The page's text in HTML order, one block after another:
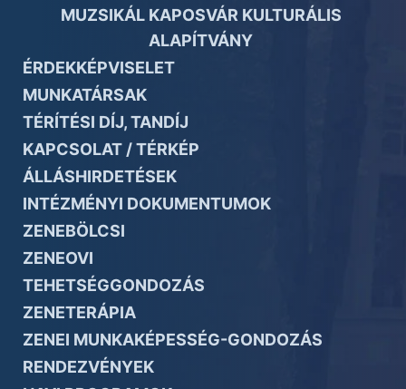
MUZSIKÁL KAPOSVÁR KULTURÁLIS
ALAPÍTVÁNY
ÉRDEKKÉPVISELET
MUNKATÁRSAK
TÉRÍTÉSI DÍJ, TANDÍJ
KAPCSOLAT / TÉRKÉP
ÁLLÁSHIRDETÉSEK
INTÉZMÉNYI DOKUMENTUMOK
ZENEBÖLCSI
ZENEOVI
TEHETSÉGGONDOZÁS
ZENETERÁPIA
ZENEI MUNKAKÉPESSÉG-GONDOZÁS
RENDEZVÉNYEK